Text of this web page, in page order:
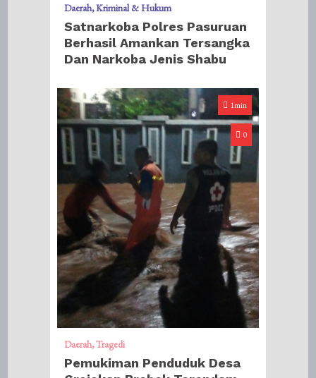
Daerah Kriminal & Hukum
Satnarkoba Polres Pasuruan
Berhasil Amankan Tersangka
Dan Narkoba Jenis Shabu
1min
0
Daerah Tragedi
Pemukiman Penduduk Desa